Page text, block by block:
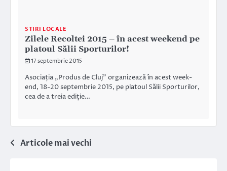
STIRI LOCALE
Zilele Recoltei 2015 – în acest weekend pe
platoul Sălii Sporturilor!
17 septembrie 2015
Asociația „Produs de Cluj” organizează în acest week-
end, 18-20 septembrie 2015, pe platoul Sălii Sporturilor,
cea de a treia ediție…
Navigare
Articole mai vechi